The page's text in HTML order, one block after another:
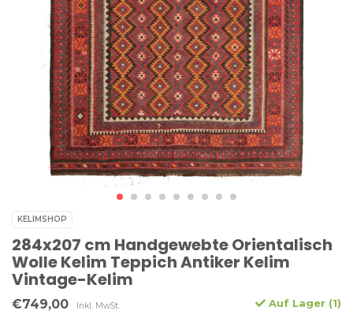
KELIMSHOP
284x207 cm Handgewebte Orientalisch
Wolle Kelim Teppich Antiker Kelim
Vintage-Kelim
€749,00 Inkl. MwSt. Auf Lager (1)